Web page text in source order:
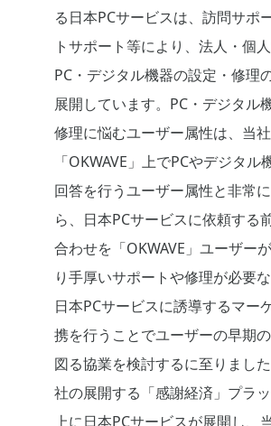
る日本PCサービスは、訪問サポ
トサポート等により、法人・個人
PC・デジタル機器の設定・修理
展開しています。PC・デジタル
修理に悩むユーザー属性は、当
「OKWAVE」上でPCやデジタル
回答を行うユーザー属性と非常
ら、日本PCサービスに依頼する
合わせを「OKWAVE」ユーザー
り手厚いサポートや修理が必要
日本PCサービスに誘導するマー
携を行うことでユーザーの早期
図る協業を検討するに至りまし
社の展開する「感謝経済」プラ
上に日本PCサービスが展開し、